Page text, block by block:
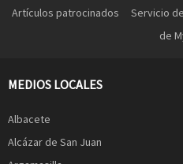
Artículos patrocinados Servicio
de
MEDIOS LOCALES
Albacete
Alcázar de San Juan